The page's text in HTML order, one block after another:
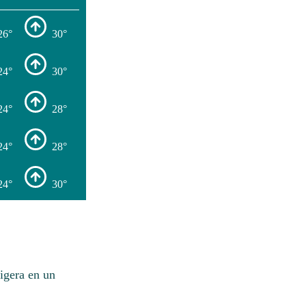
30°
30°
28°
28°
30°
en un